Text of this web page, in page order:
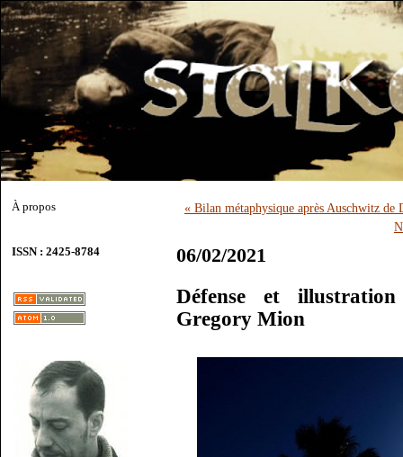
À propos
ISSN : 2425-8784
« Bilan métaphysique après Auschwitz
06/02/2021
Défense et
Gregory Mion